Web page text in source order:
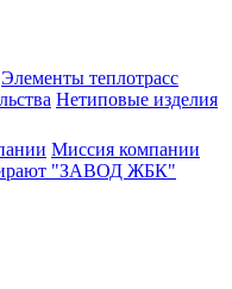
Элементы теплотрасс
Нетиповые изделия
Миссия компании
"ЗАВОД ЖБК"